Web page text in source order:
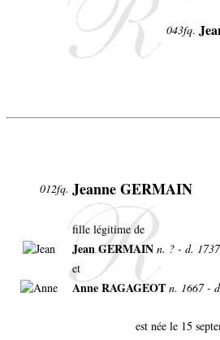
043fq.
012fq. Jeanne GERMAIN
fille légitime de
Jean GERMAIN n. ? - d. 1737
et
Anne RAGAGEOT n. 1667 -
est née le 15